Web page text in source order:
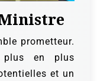
prometteur.
plus en plus
et un